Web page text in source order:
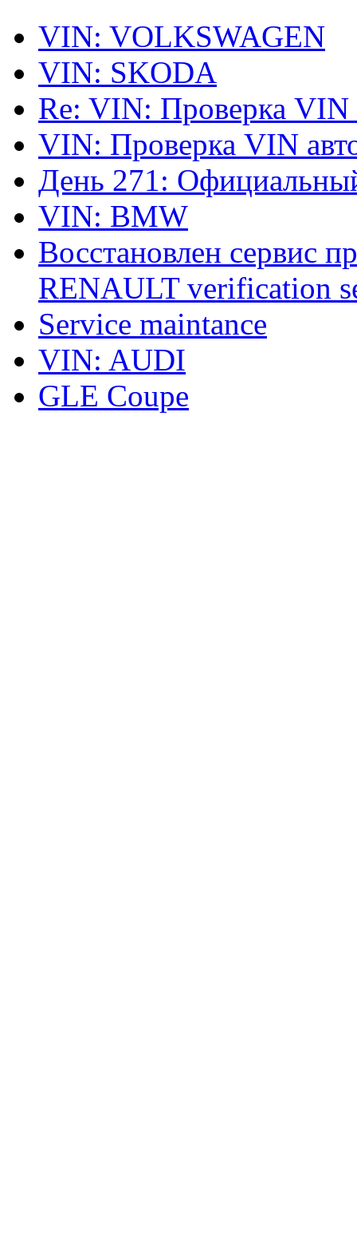
VIN: VOLKSWAGEN
VIN: SKODA
Re: VIN: Проверка VIN
VIN: Проверка VIN
День 271:
VIN: BMW
Восстановлен сервис
RENAULT verification
Service maintance
VIN: AUDI
GLE Coupe